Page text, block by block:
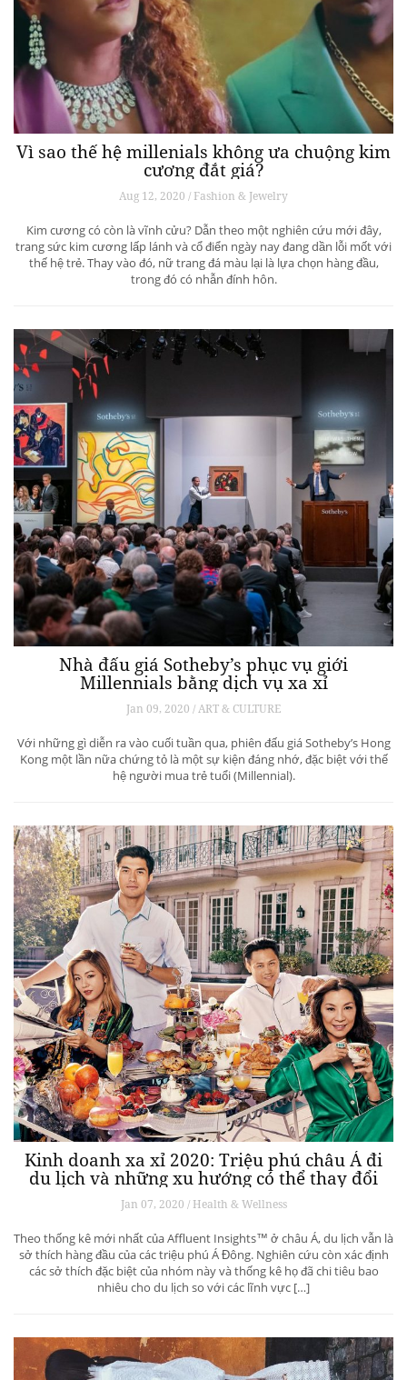
Vì sao thế hệ millenials không ưa chuộng kim
cương đắt giá?
Aug 12, 2020 / Fashion & Jewelry
Kim cương có còn là vĩnh cửu? Dẫn theo một nghiên cứu mới đây,
trang sức kim cương lấp lánh và cổ điển ngày nay đang dần lỗi mốt với
thế hệ trẻ. Thay vào đó, nữ trang đá màu lại là lựa chọn hàng đầu,
trong đó có nhẫn đính hôn.
Nhà đấu giá Sotheby’s phục vụ giới
Millennials bằng dịch vụ xa xỉ
Jan 09, 2020 / ART & CULTURE
Với những gì diễn ra vào cuối tuần qua, phiên đấu giá Sotheby’s Hong
Kong một lần nữa chứng tỏ là một sự kiện đáng nhớ, đặc biệt với thế
hệ người mua trẻ tuổi (Millennial).
Kinh doanh xa xỉ 2020: Triệu phú châu Á đi
du lịch và những xu hướng có thể thay đổi
ngành du lịch thượng lưu
Jan 07, 2020 / Health & Wellness
Theo thống kê mới nhất của Affluent Insights™ ở châu Á, du lịch vẫn là
sở thích hàng đầu của các triệu phú Á Đông. Nghiên cứu còn xác định
các sở thích đặc biệt của nhóm này và thống kê họ đã chi tiêu bao
nhiêu cho du lịch so với các lĩnh vực […]